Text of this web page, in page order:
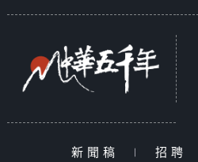
新聞稿 | 招聘